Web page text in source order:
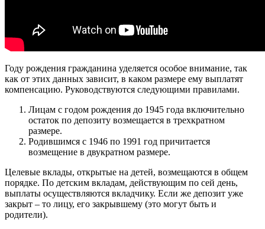
Году рождения гражданина уделяется особое внимание, так
как от этих данных зависит, в каком размере ему выплатят
компенсацию. Руководствуются следующими правилами.
Лицам с годом рождения до 1945 года включительно
остаток по депозиту возмещается в трехкратном
размере.
Родившимся с 1946 по 1991 год причитается
возмещение в двукратном размере.
Целевые вклады, открытые на детей, возмещаются в общем
порядке. По детским вкладам, действующим по сей день,
выплаты осуществляются вкладчику. Если же депозит уже
закрыт – то лицу, его закрывшему (это могут быть и
родители).